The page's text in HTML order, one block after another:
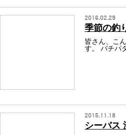
2016.02.29
季節の釣
皆さん、こ
す。 バチパ
2015.11.18
シーバス